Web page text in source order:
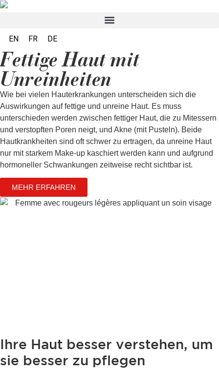
EN FR DE
Fettige Haut mit
Unreinheiten
Wie bei vielen Hauterkrankungen unterscheiden sich die
Auswirkungen auf fettige und unreine Haut. Es muss
unterschieden werden zwischen fettiger Haut, die zu Mitessern
und verstopften Poren neigt, und Akne (mit Pusteln). Beide
Hautkrankheiten sind oft schwer zu ertragen, da unreine Haut
nur mit starkem Make-up kaschiert werden kann und aufgrund
hormoneller Schwankungen zeitweise recht sichtbar ist.
MEHR ERFAHREN
Ihre Haut besser verstehen, um
sie besser zu pflegen